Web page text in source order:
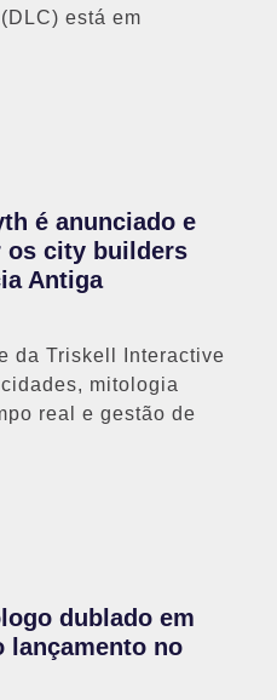
está em
é anunciado e
os city builders
Antiga
da Triskell Interactive
mitologia
real e gestão de
dublado em
lançamento no